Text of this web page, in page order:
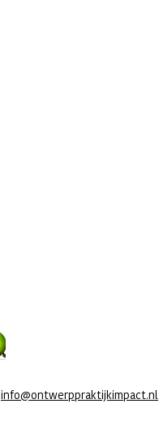
info@ontwerppraktijkimpact.nl